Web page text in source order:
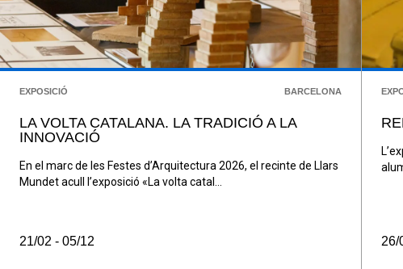
EXPOSICIÓ BARCELONA
LA VOLTA CATALANA. LA TRADICIÓ A LA
INNOVACIÓ
En el marc de les Festes d’Arquitectura 2026, el recinte de Llars
Mundet acull l’exposició «La volta catal...
21/02 - 05/12 26/